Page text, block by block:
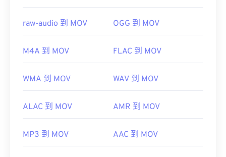
raw-audio 到 MOV OGG 到 MOV
M4A 到 MOV FLAC 到 MOV
WMA 到 MOV WAV 到 MOV
ALAC 到 MOV AMR 到 MOV
MP3 到 MOV AAC 到 MOV